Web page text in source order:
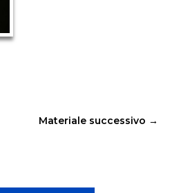
Materiale successivo →